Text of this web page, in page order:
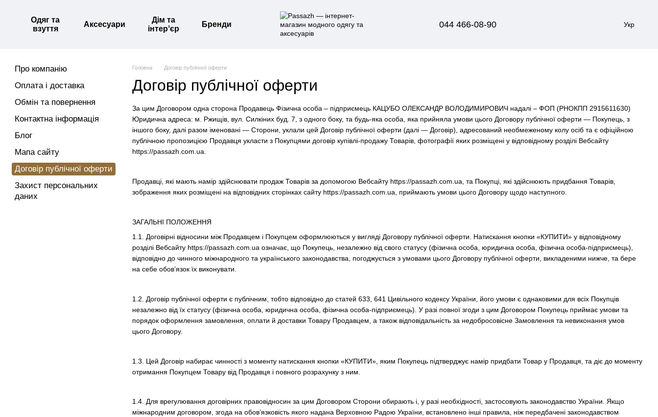
Одяг та
взуття
Аксесуари
Дім та
інтерʼєр
Бренди 044 466-08-90 Укр
Головна Договір публічної оферти
Договір публічної оферти
За цим Договором одна сторона Продавець Фізична особа – підприємець КАЦУБО ОЛЕКСАНДР ВОЛОДИМИРОВИЧ надалі – ФОП (РНОКПП 2915611630)
Юридична адреса: м. Ржищів, вул. Силкіних буд. 7, з одного боку, та будь-яка особа, яка прийняла умови цього Договору публічної оферти — Покупець, з
іншого боку, далі разом іменовані — Сторони, уклали цей Договір публічної оферти (далі — Договір), адресований необмеженому колу осіб та є офіційною
публічною пропозицією Продавця укласти з Покупцями договір купівлі-продажу Товарів, фотографії яких розміщені у відповідному розділі Вебсайту
https://passazh.com.ua.
Продавці, які мають намір здійснювати продаж Товарів за допомогою Вебсайту https://passazh.com.ua, та Покупці, які здійснюють придбання Товарів,
зображення яких розміщені на відповідних сторінках сайту https://passazh.com.ua, приймають умови цього Договору щодо наступного.
ЗАГАЛЬНІ ПОЛОЖЕННЯ
1.1. Договірні відносини між Продавцем і Покупцем оформлюються у вигляді Договору публічної оферти. Натискання кнопки «КУПИТИ» у відповідному
розділі Вебсайту https://passazh.com.ua означає, що Покупець, незалежно від свого статусу (фізична особа, юридична особа, фізична особа-підприємець),
відповідно до чинного міжнародного та українського законодавства, погоджується з умовами цього Договору публічної оферти, викладеними нижче, та бере
на себе обов’язок їх виконувати.
1.2. Договір публічної оферти є публічним, тобто відповідно до статей 633, 641 Цивільного кодексу України, його умови є однаковими для всіх Покупців
незалежно від їх статусу (фізична особа, юридична особа, фізична особа-підприємець). У разі повної згоди з цим Договором Покупець приймає умови та
порядок оформлення замовлення, оплати й доставки Товару Продавцем, а також відповідальність за недобросовісне Замовлення та невиконання умов
цього Договору.
1.3. Цей Договір набирає чинності з моменту натискання кнопки «КУПИТИ», яким Покупець підтверджує намір придбати Товар у Продавця, та діє до моменту
отримання Покупцем Товару від Продавця і повного розрахунку з ним.
1.4. Для врегулювання договірних правовідносин за цим Договором Сторони обирають і, у разі необхідності, застосовують законодавство України. Якщо
міжнародним договором, згода на обов’язковість якого надана Верховною Радою України, встановлено інші правила, ніж передбачені законодавством
Про компанію
Оплата і доставка
Обмін та повернення
Контактна інформація
Блог
Мапа сайту
Договір публічної оферти
Захист персональних
даних